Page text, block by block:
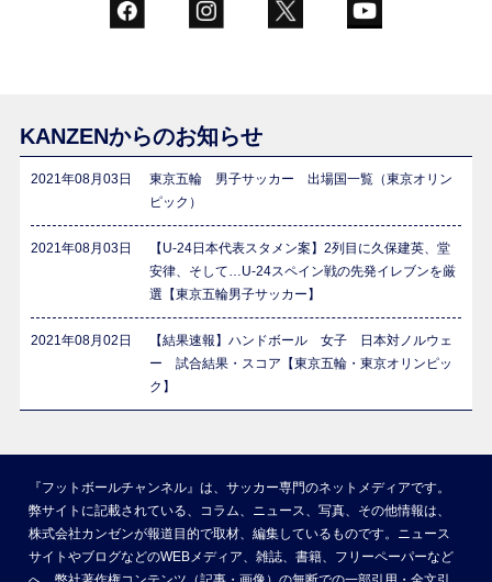
KANZENからのお知らせ
2021年08月03日
東京五輪 男子サッカー 出場国一覧（東京オリン
ピック）
2021年08月03日
【U-24日本代表スタメン案】2列目に久保建英、堂
安律、そして…U-24スペイン戦の先発イレブンを厳
選【東京五輪男子サッカー】
2021年08月02日
【結果速報】ハンドボール 女子 日本対ノルウェ
ー 試合結果・スコア【東京五輪・東京オリンピッ
ク】
『フットボールチャンネル』は、サッカー専門のネットメディアです。
弊サイトに記載されている、コラム、ニュース、写真、その他情報は、
株式会社カンゼンが報道目的で取材、編集しているものです。ニュース
サイトやブログなどのWEBメディア、雑誌、書籍、フリーペーパーなど